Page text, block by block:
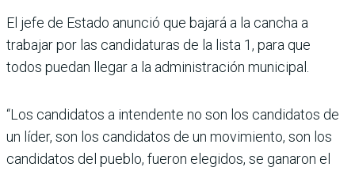
El jefe de Estado anunció que bajará a la cancha a
trabajar por las candidaturas de la lista 1, para que
todos puedan llegar a la administración municipal.
“Los candidatos a intendente no son los candidatos de
un líder, son los candidatos de un movimiento, son los
candidatos del pueblo, fueron elegidos, se ganaron el